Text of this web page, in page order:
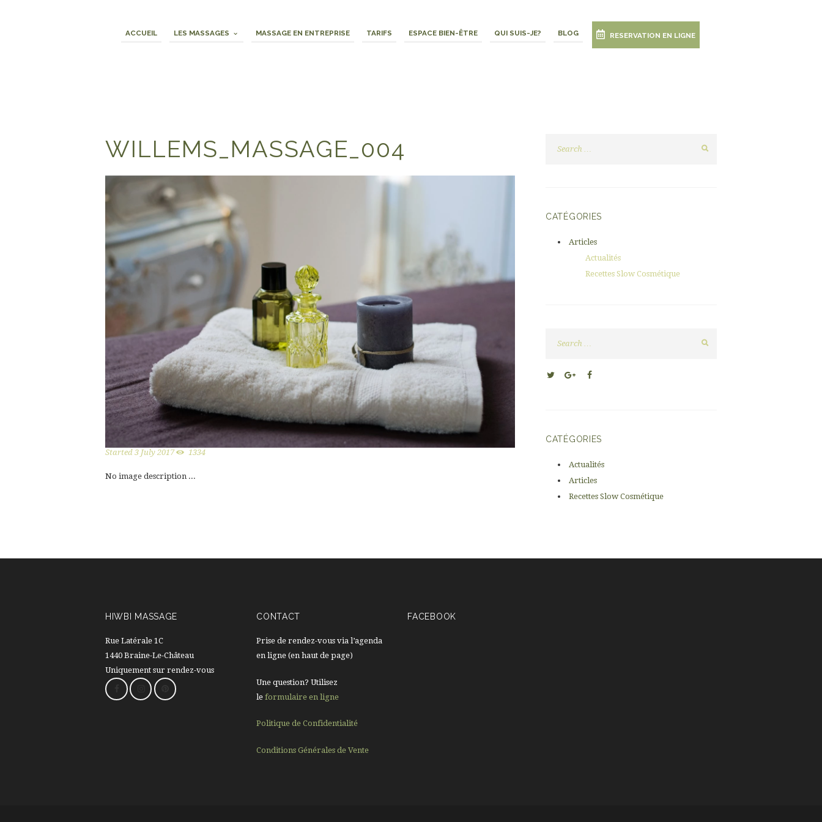
ACCUEIL LES MASSAGES MASSAGE EN ENTREPRISE TARIFS ESPACE BIEN-ÊTRE QUI SUIS-JE? BLOG RESERVATION EN LIGNE
WILLEMS_MASSAGE_004
Started 3 July 2017 1334
No image description ...
CATÉGORIES
Articles
Actualités
Recettes Slow Cosmétique
CATÉGORIES
Actualités
Articles
Recettes Slow Cosmétique
HIWBI MASSAGE
Rue Latérale 1C
1440 Braine-Le-Château
Uniquement sur rendez-vous
CONTACT
Prise de rendez-vous via l’agenda
en ligne (en haut de page)
Une question? Utilisez
le formulaire en ligne
Politique de Confidentialité
Conditions Générales de Vente
FACEBOOK